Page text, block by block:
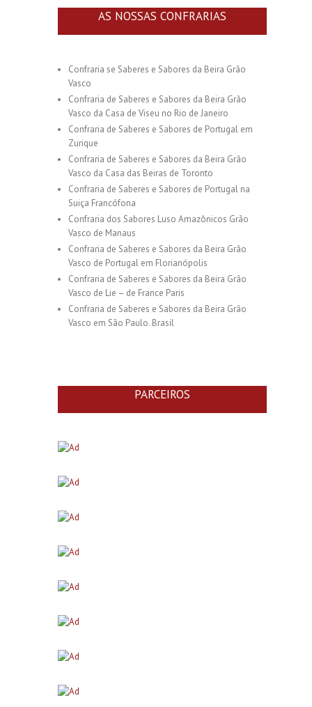
AS NOSSAS CONFRARIAS
Confraria se Saberes e Sabores da Beira Grão
Vasco
Confraria de Saberes e Sabores da Beira Grão
Vasco da Casa de Viseu no Rio de Janeiro
Confraria de Saberes e Sabores de Portugal em
Zurique
Confraria de Saberes e Sabores da Beira Grão
Vasco da Casa das Beiras de Toronto
Confraria de Saberes e Sabores de Portugal na
Suiça Francófona
Confraria dos Sabores Luso Amazônicos Grão
Vasco de Manaus
Confraria de Saberes e Sabores da Beira Grão
Vasco de Portugal em Florianópolis
Confraria de Saberes e Sabores da Beira Grão
Vasco de Lie – de France Paris
Confraria de Saberes e Sabores da Beira Grão
Vasco em São Paulo. Brasil
PARCEIROS